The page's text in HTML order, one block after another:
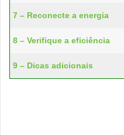
7 – Reconecte a energia
8 – Verifique a eficiência
9 – Dicas adicionais